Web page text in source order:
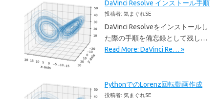
DaVinci Resolve インストール手順
投稿者: 気まぐれSE
DaVinci Resolveをインストールし
た際の手順を備忘録として残し…
Read More: DaVinci Re… »
PythonでのLorenz回転動画作成
投稿者: 気まぐれSE